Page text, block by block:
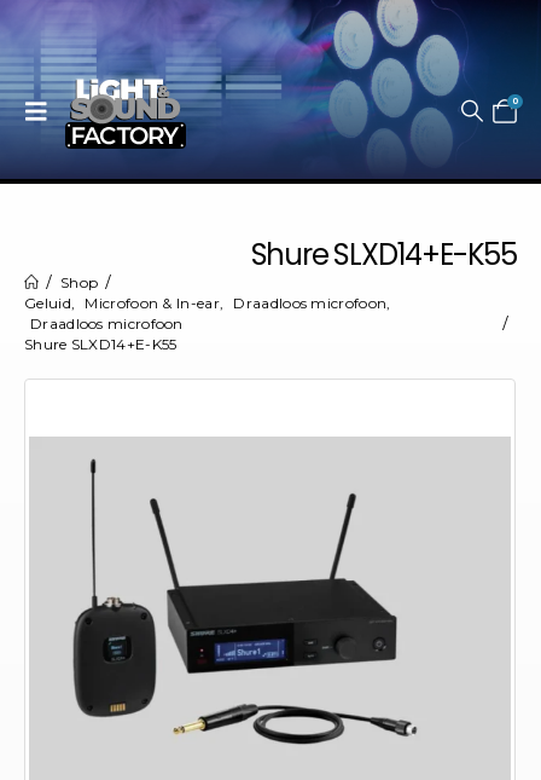
0
Shure SLXD14+E-K55
Shop
Geluid, Microfoon & In-ear, Draadloos microfoon,
Draadloos microfoon
Shure SLXD14+E-K55